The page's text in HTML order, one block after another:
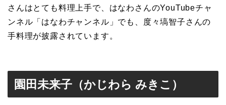
さんはとても料理上手で、はなわさんのYouTubeチャ
ンネル「はなわチャンネル」でも、度々塙智子さんの
手料理が披露されています。
園田未来子（かじわら みきこ）